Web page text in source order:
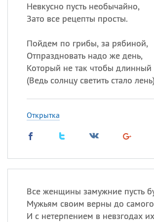
Невкусно пусть необычайно,
Зато все рецепты просты.
Пойдем по грибы, за рябиной,
Отпраздновать надо же день,
Который не так чтобы длинный
(Ведь солнцу светить стало
Открытка
Все женщины замужние пусть
Мужьям своим верны до
И с нетерпением в невзгодах